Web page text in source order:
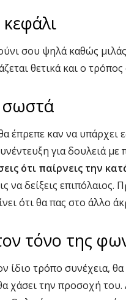
σου ψηλά καθώς
θετικά και ο
έπρεπε καν να υπάρχει
για δουλειά
ότι παίρνεις την
να δείξεις
ότι θα πας στο άλλο
τόνο της
ίδιο τρόπο συνέχεια,
χάσει την προσοχή